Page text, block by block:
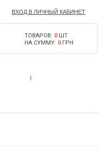
ВХОД В ЛИЧНЫЙ КАБИНЕТ
ТОВАРОВ: 0ШТ
НА СУММУ: 0ГРН